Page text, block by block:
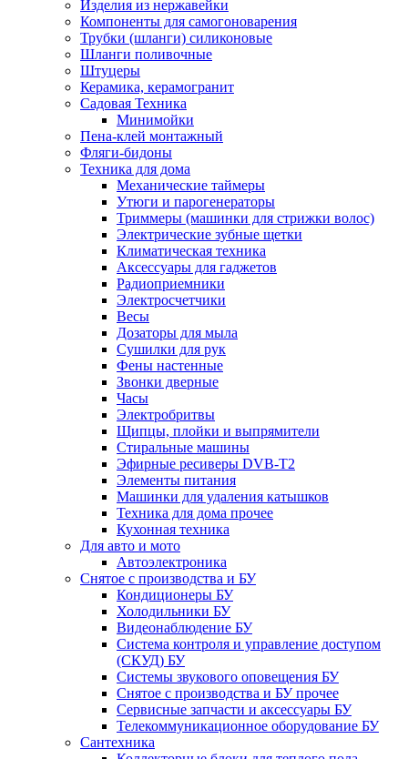
Изделия из нержавейки
Компоненты для самогоноварения
Трубки (шланги) силиконовые
Шланги поливочные
Штуцеры
Керамика, керамогранит
Садовая Техника
Минимойки
Пена-клей монтажный
Фляги-бидоны
Техника для дома
Механические таймеры
Утюги и парогенераторы
Триммеры (машинки для стрижки волос)
Электрические зубные щетки
Климатическая техника
Аксессуары для гаджетов
Радиоприемники
Электросчетчики
Весы
Дозаторы для мыла
Сушилки для рук
Фены настенные
Звонки дверные
Часы
Электробритвы
Щипцы, плойки и выпрямители
Стиральные машины
Эфирные ресиверы DVB-T2
Элементы питания
Машинки для удаления катышков
Техника для дома прочее
Кухонная техника
Для авто и мото
Автоэлектроника
Снятое с производства и БУ
Кондиционеры БУ
Холодильники БУ
Видеонаблюдение БУ
Система контроля и управление доступом
(СКУД) БУ
Системы звукового оповещения БУ
Снятое с производства и БУ прочее
Сервисные запчасти и аксессуары БУ
Телекоммуникационное оборудование БУ
Сантехника